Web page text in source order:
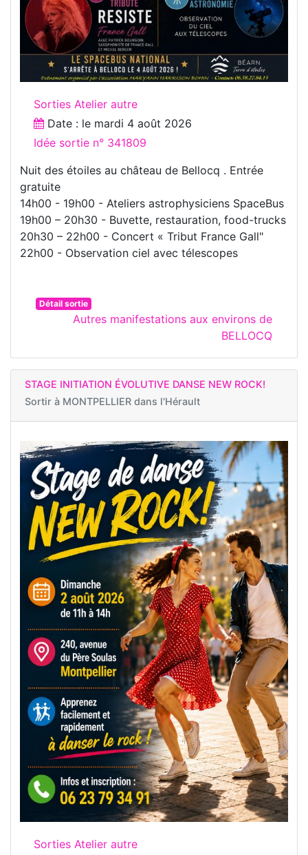
Sorties Atelier autre
Date : le mardi 4 août 2026
Idée sortie n° 341809
Nuit des étoiles au château de Bellocq . Entrée
gratuite
14h00 - 19h00 - Ateliers astrophysiciens SpaceBus
19h00 – 20h30 - Buvette, restauration, food-trucks
20h30 – 22h00 - Concert « Tribut France Gall"
22h00 - Observation ciel avec télescopes
Détail sortie
Autres manifestations aux environs de
BELLOCQ
STAGE INITIATION ÉVOLUTIVE DANSE NEW ROCK!
Sortir à MONTPELLIER dans l'Hérault
Sorties Atelier autre